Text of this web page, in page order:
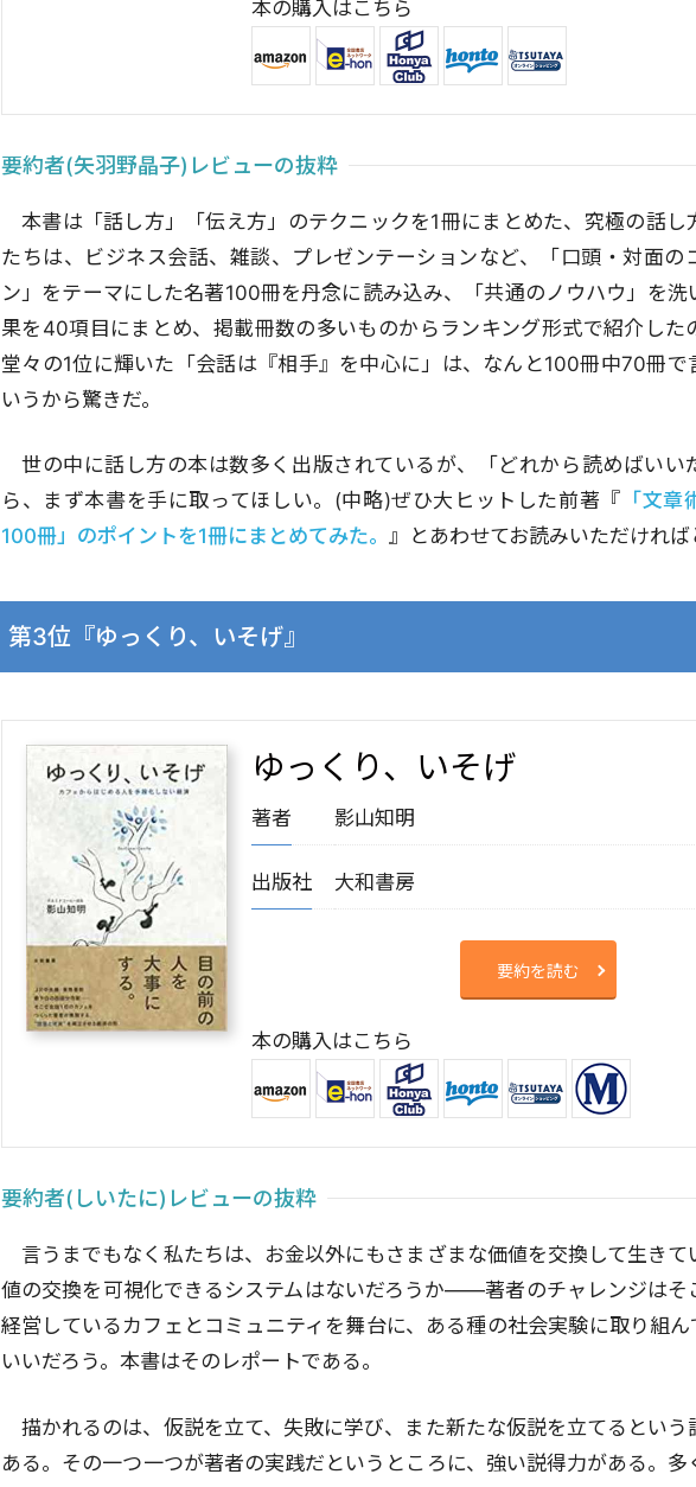
本の購入はこちら
要約者(矢羽野晶子)レビューの抜粋
本書は「話し方」「伝え方」のテクニックを1冊にまとめた、究極の話し
たちは、ビジネス会話、雑談、プレゼンテーションなど、「口頭・対面の
ン」をテーマにした名著100冊を丹念に読み込み、「共通のノウハウ」を洗
果を40項目にまとめ、掲載冊数の多いものからランキング形式で紹介した
堂々の1位に輝いた「会話は『相手』を中心に」は、なんと100冊中70冊で
いうから驚きだ。
世の中に話し方の本は数多く出版されているが、「どれから読めばいい
ら、まず本書を手に取ってほしい。(中略)ぜひ大ヒットした前著『 「文
100冊」のポイントを1冊にまとめてみた。 』とあわせてお読みいただければ
第3位『ゆっくり、いそげ』
ゆっくり、いそげ
著者 影山知明
出版社 大和書房
要約を読む
本の購入はこちら
要約者(しいたに)レビューの抜粋
言うまでもなく私たちは、お金以外にもさまざまな価値を交換して生き
値の交換を可視化できるシステムはないだろうか――著者のチャレンジはそ
経営しているカフェとコミュニティを舞台に、ある種の社会実験に取り組ん
いいだろう。本書はそのレポートである。
描かれるのは、仮説を立て、失敗に学び、また新たな仮説を立てるという
ある。その一つ一つが著者の実践だというところに、強い説得力がある。多